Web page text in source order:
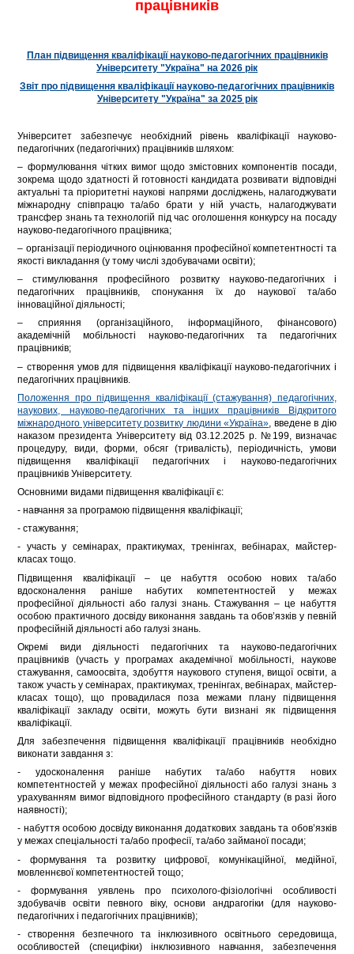
працівників
План підвищення кваліфікації науково-педагогічних працівників
Університету "Україна" на 2026 рік
Звіт про підвищення кваліфікації науково-педагогічних працівників
Університету "Україна" за 2025 рік
Університет забезпечує необхідний рівень кваліфікації науково-
педагогічних (педагогічних) працівників шляхом:
– формулювання чітких вимог щодо змістовних компонентів посади,
зокрема щодо здатності й готовності кандидата розвивати відповідні
актуальні та пріоритетні наукові напрями досліджень, налагоджувати
міжнародну співпрацю та/або брати у ній участь, налагоджувати
трансфер знань та технологій під час оголошення конкурсу на посаду
науково-педагогічного працівника;
– організації періодичного оцінювання професійної компетентності та
якості викладання (у тому числі здобувачами освіти);
– стимулювання професійного розвитку науково-педагогічних і
педагогічних працівників, спонукання їх до наукової та/або
інноваційної діяльності;
– сприяння (організаційного, інформаційного, фінансового)
академічній мобільності науково-педагогічних та педагогічних
працівників;
– створення умов для підвищення кваліфікації науково-педагогічних і
педагогічних працівників.
Положення про підвищення кваліфікації (стажування) педагогічних,
наукових, науково-педагогічних та інших працівників Відкритого
міжнародного університету розвитку людини «Україна» , введене в дію
наказом президента Університету від 03.12.2025 р. №199, визначає
процедуру, види, форми, обсяг (тривалість), періодичність, умови
підвищення кваліфікації педагогічних і науково-педагогічних
працівників Університету.
Основними видами підвищення кваліфікації є:
- навчання за програмою підвищення кваліфікації;
- стажування;
- участь у семінарах, практикумах, тренінгах, вебінарах, майстер-
класах тощо.
Підвищення кваліфікації – це набуття особою нових та/або
вдосконалення раніше набутих компетентностей у межах
професійної діяльності або галузі знань. Стажування – це набуття
особою практичного досвіду виконання завдань та обов’язків у певній
професійній діяльності або галузі знань.
Окремі види діяльності педагогічних та науково-педагогічних
працівників (участь у програмах академічної мобільності, наукове
стажування, самоосвіта, здобуття наукового ступеня, вищої освіти, а
також участь у семінарах, практикумах, тренінгах, вебінарах, майстер-
класах тощо), що провадилася поза межами плану підвищення
кваліфікації закладу освіти, можуть бути визнані як підвищення
кваліфікації.
Для забезпечення підвищення кваліфікації працівників необхідно
виконати завдання з:
- удосконалення раніше набутих та/або набуття нових
компетентностей у межах професійної діяльності або галузі знань з
урахуванням вимог відповідного професійного стандарту (в разі його
наявності);
- набуття особою досвіду виконання додаткових завдань та обов’язків
у межах спеціальності та/або професії, та/або займаної посади;
- формування та розвитку цифрової, комунікаційної, медійної,
мовленнєвої компетентностей тощо;
- формування уявлень про психолого-фізіологічні особливості
здобувачів освіти певного віку, основи андрагогіки (для науково-
педагогічних і педагогічних працівників);
- створення безпечного та інклюзивного освітнього середовища,
особливостей (специфіки) інклюзивного навчання, забезпечення